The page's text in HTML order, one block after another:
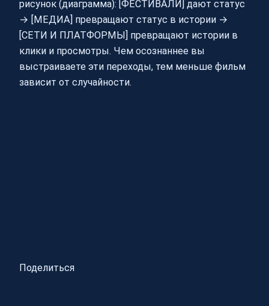
рисунок (диаграмма): [ФЕСТИВАЛИ] дают статус
→ [МЕДИА] превращают статус в истории →
[СЕТИ И ПЛАТФОРМЫ] превращают истории в
клики и просмотры. Чем осознаннее вы
выстраиваете эти переходы, тем меньше фильм
зависит от случайности.
Поделиться